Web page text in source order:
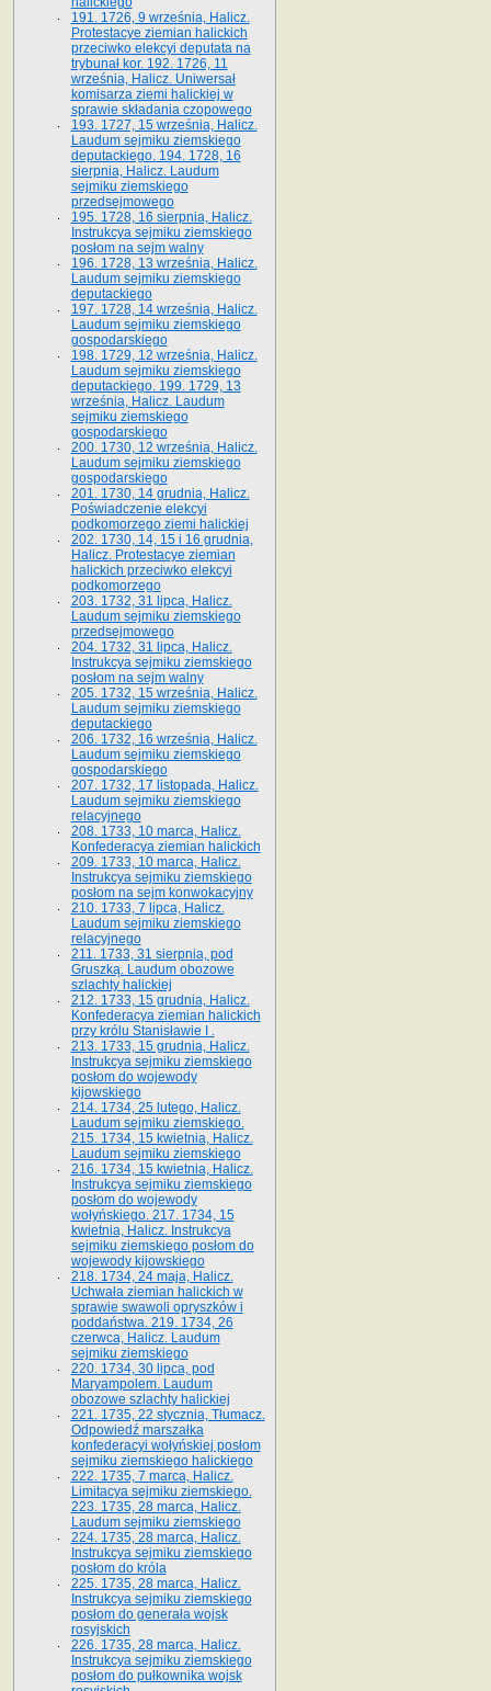
191. 1726, 9 września, Halicz.
Protestacye ziemian halickich
przeciwko elekcyi deputata na
trybunał kor. 192. 1726, 11
września, Halicz. Uniwersał
komisarza ziemi halickiej w
sprawie składania czopowego
193. 1727, 15 września, Halicz.
Laudum sejmiku ziemskiego
deputackiego. 194. 1728, 16
sierpnia, Halicz. Laudum
sejmiku ziemskiego
przedsejmowego
195. 1728, 16 sierpnia, Halicz.
Instrukcya sejmiku ziemskiego
posłom na sejm walny
196. 1728, 13 września, Halicz.
Laudum sejmiku ziemskiego
deputackiego
197. 1728, 14 września, Halicz.
Laudum sejmiku ziemskiego
gospodarskiego
198. 1729, 12 września, Halicz.
Laudum sejmiku ziemskiego
deputackiego. 199. 1729, 13
września, Halicz. Laudum
sejmiku ziemskiego
gospodarskiego
200. 1730, 12 września, Halicz.
Laudum sejmiku ziemskiego
gospodarskiego
201. 1730, 14 grudnia, Halicz.
Poświadczenie elekcyi
podkomorzego ziemi halickiej
202. 1730, 14, 15 i 16 grudnia,
Halicz. Protestacye ziemian
halickich przeciwko elekcyi
podkomorzego
203. 1732, 31 lipca, Halicz.
Laudum sejmiku ziemskiego
przedsejmowego
204. 1732, 31 lipca, Halicz.
Instrukcya sejmiku ziemskiego
posłom na sejm walny
205. 1732, 15 września, Halicz.
Laudum sejmiku ziemskiego
deputackiego
206. 1732, 16 września, Halicz.
Laudum sejmiku ziemskiego
gospodarskiego
207. 1732, 17 listopada, Halicz.
Laudum sejmiku ziemskiego
relacyjnego
208. 1733, 10 marca, Halicz.
Konfederacya ziemian halickich­
209. 1733, 10 marca, Halicz.
Instrukcya sejmiku ziemskiego
posłom na sejm konwokacyjny
210. 1733, 7 lipca, Halicz.
Laudum sejmiku ziemskiego
relacyjnego
211. 1733, 31 sierpnia, pod
Gruszką. Laudum obozowe
szlachty halickiej
212. 1733, 15 grudnia, Halicz.
Konfederacya ziemian halickich
przy królu Stanisławie I .
213. 1733, 15 grudnia, Halicz.
Instrukcya sejmiku ziemskiego
posłom do wojewody
kijowskiego
214. 1734, 25 lutego, Halicz.
Laudum sejmiku ziemskiego.
215. 1734, 15 kwietnia, Halicz.
Laudum sejmiku ziemskiego
216. 1734, 15 kwietnia, Halicz.
Instrukcya sejmiku ziemskiego
posłom do wojewody
wołyńskiego. 217. 1734, 15
kwietnia, Halicz. Instrukcya
sejmiku ziemskiego posłom do
wojewody kijowskiego
218. 1734, 24 maja, Halicz.
Uchwała ziemian halickich w
sprawie swawoli opryszków i
poddaństwa. 219. 1734, 26
czerwca, Halicz. Laudum
sejmiku ziemskiego
220. 1734, 30 lipca, pod
Maryampolem. Laudum
obozowe szlachty halickiej
221. 1735, 22 stycznia, Tłumacz.
Odpowiedź marszałka
konfederacyi wołyńskiej posłom
sejmiku ziemskiego halickiego
222. 1735, 7 marca, Halicz.
Limitacya sejmiku ziemskiego.
223. 1735, 28 marca, Halicz.
Laudum sejmiku ziemskiego
224. 1735, 28 marca, Halicz.
Instrukcya sejmiku ziemskiego
posłom do króla
225. 1735, 28 marca, Halicz.
Instrukcya sejmiku ziemskiego
posłom do generała wojsk
rosyjskich
226. 1735, 28 marca, Halicz.
Instrukcya sejmiku ziemskiego
posłom do pułkownika wojsk